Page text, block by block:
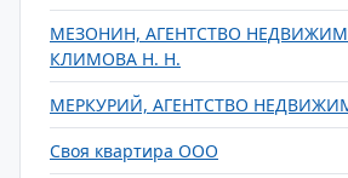
МЕЗОНИН, АГЕНТСТВО
КЛИМОВА Н. Н.
МЕРКУРИЙ, АГЕНТСТВО
Своя квартира ООО